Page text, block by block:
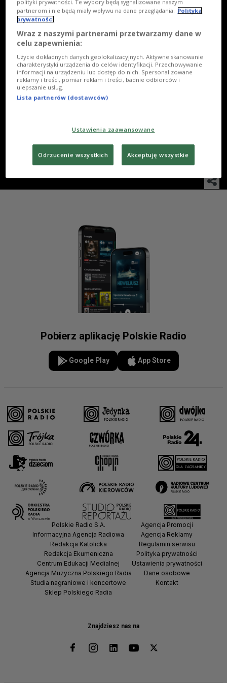
5/20
Mariusz Bonaszewski
Foto: Piotr Podlewski
Pobierz aplikację Polskie Radio
Google Play App Store
Znajdziesz nas na
Polskie Radio S.A.
Informacyjna Agencja Radiowa
Redakcja Katolicka
Redakcja Ekumeniczna
Centrum Edukacji Medialnej
Agencja Muzyczna Polskiego Radia
Studia nagraniowe i koncertowe
Sklep Polskiego Radia
Agencja Promocji
Agencja Reklamy
Regulamin serwisu
Polityka prywatności
Ustawienia prywatności
Dane osobowe
Kontakt
polityki prywatności. Te wybory będą sygnalizowane naszym
partnerom i nie będą miały wpływu na dane przeglądania. Polityka
prywatności
Wraz z naszymi partnerami przetwarzamy dane w
celu zapewnienia:
Użycie dokładnych danych geolokalizacyjnych. Aktywne skanowanie
charakterystyki urządzenia do celów identyfikacji. Przechowywanie
informacji na urządzeniu lub dostęp do nich. Spersonalizowane
reklamy i treści, pomiar reklam i treści, badnie odbiorców i
ulepszanie usług.
Lista partnerów (dostawców)
Ustawienia zaawansowane
Odrzucenie wszystkich Akceptuję wszystkie